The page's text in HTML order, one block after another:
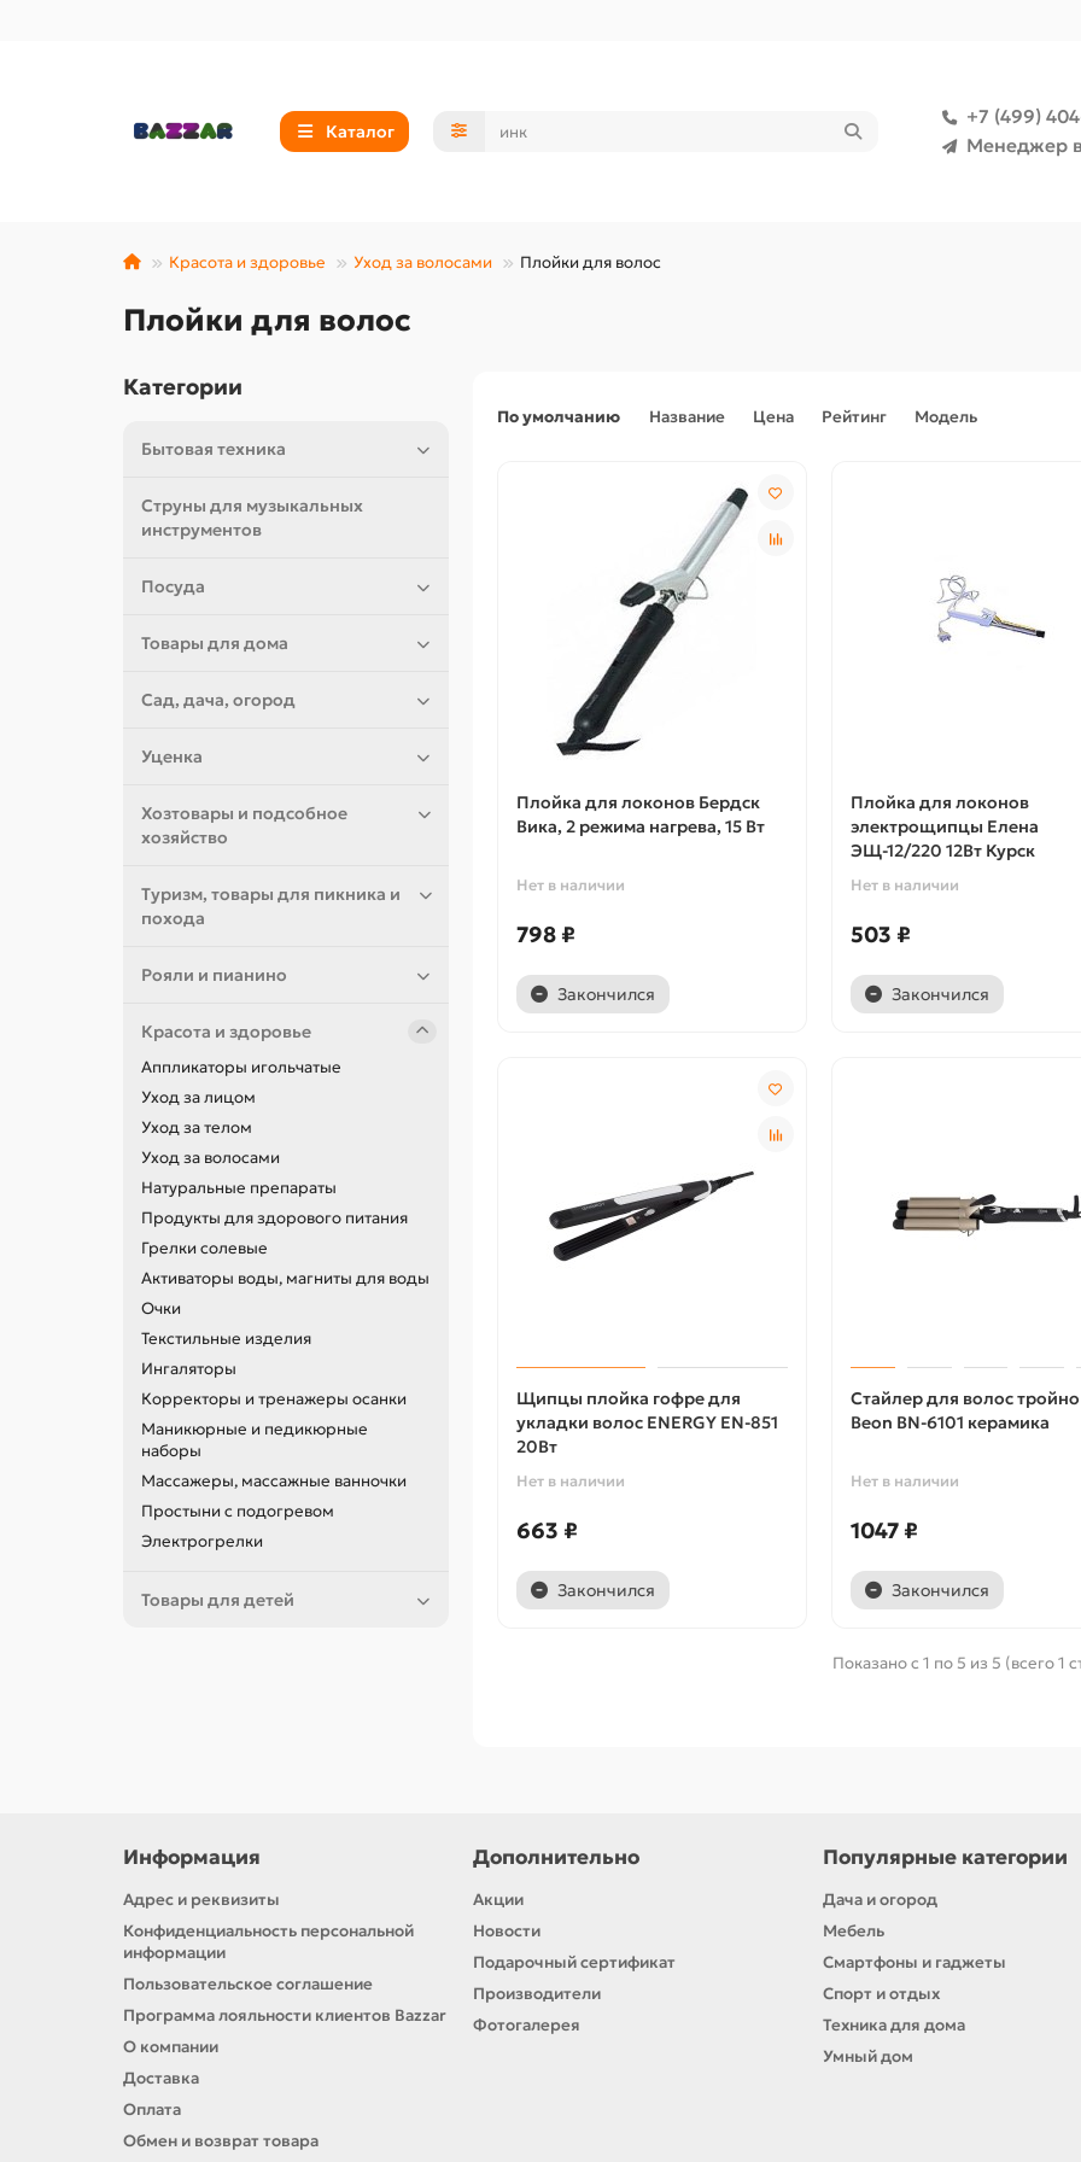
Каталог
+7 (499)
Менеджер
Красота и здоровье Уход за волосами Плойки для волос
Плойки для волос
Категории
Бытовая техника
Струны для музыкальных
инструментов
Посуда
Товары для дома
Сад, дача, огород
Уценка
Хозтовары и подсобное
хозяйство
Туризм, товары для пикника и
похода
Рояли и пианино
Красота и здоровье
Аппликаторы игольчатые
Уход за лицом
Уход за телом
Уход за волосами
Натуральные препараты
Продукты для здорового питания
Грелки солевые
Активаторы воды, магниты для воды
Очки
Текстильные изделия
Ингаляторы
Корректоры и тренажеры осанки
Маникюрные и педикюрные
наборы
Массажеры, массажные ванночки
Простыни с подогревом
Электрогрелки
Товары для детей
По умолчанию Название Цена Рейтинг Модель
Плойка для локонов Бердск
Вика, 2 режима нагрева, 15 Вт
Нет в наличии
798 ₽
Закончился
Плойка для локонов
электрощипцы Елена
ЭЩ-12/220 12Вт Курск
Нет в наличии
503 ₽
Закончился
Щипцы плойка гофре для
укладки волос ENERGY EN-851
20Вт
Нет в наличии
663 ₽
Закончился
Стайлер для волос
Beon BN-6101 керамика
Нет в наличии
1047 ₽
Закончился
Показано с 1 по 5 из 5 (всего 1
Информация
Адрес и реквизиты
Конфиденциальность персональной
информации
Пользовательское соглашение
Программа лояльности клиентов Bazzar
О компании
Доставка
Оплата
Обмен и возврат товара
Дополнительно
Акции
Новости
Подарочный сертификат
Производители
Фотогалерея
Популярные категории
Дача и огород
Мебель
Смартфоны и гаджеты
Спорт и отдых
Техника для дома
Умный дом